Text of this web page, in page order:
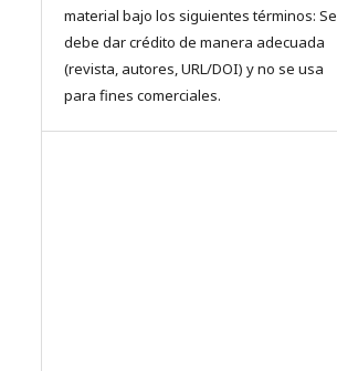
material bajo los siguientes términos: Se
debe dar crédito de manera adecuada
(revista, autores, URL/DOI) y no se usa
para fines comerciales.